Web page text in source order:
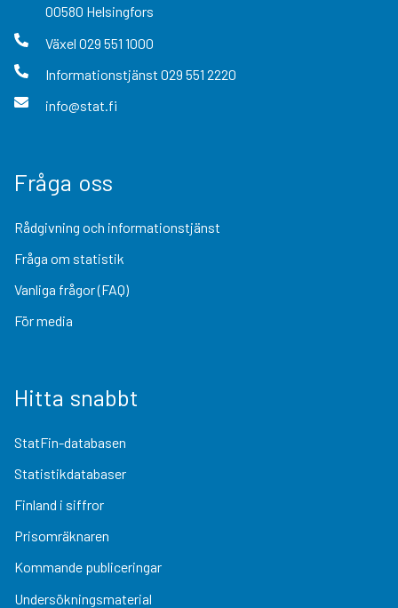
00580 Helsingfors
Växel 029 551 1000
Informationstjänst 029 551 2220
info@stat.fi
Fråga oss
Rådgivning och informationstjänst
Fråga om statistik
Vanliga frågor (FAQ)
För media
Hitta snabbt
StatFin-databasen
Statistikdatabaser
Finland i siffror
Prisomräknaren
Kommande publiceringar
Undersökningsmaterial